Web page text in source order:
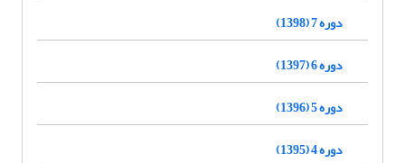
دوره 7 (1398)
دوره 6 (1397)
دوره 5 (1396)
دوره 4 (1395)